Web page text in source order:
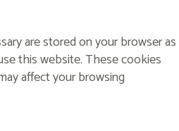
are stored on your browser as
this website. These cookies
affect your browsing